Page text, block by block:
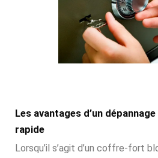
Les avantages d’un
rapide
Lorsqu’il s’agit d’un coffre-fort